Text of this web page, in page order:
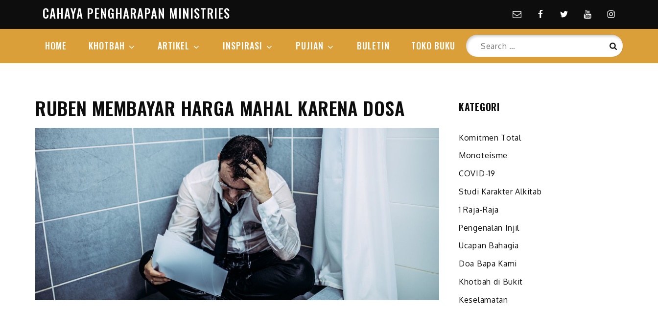
content
CAHAYA PENGHARAPAN MINISTRIES Email facebookTwitterYoutubeInstagram
HOME KHOTBAH ARTIKEL INSPIRASI PUJIAN BULETIN TOKO BUKU
Search
for:
Search
RUBEN MEMBAYAR HARGA MAHAL KARENA DOSA KATEGORI
Komitmen Total
Monoteisme
COVID-19
Studi Karakter Alkitab
1 Raja-Raja
Pengenalan Injil
Ucapan Bahagia
Doa Bapa Kami
Khotbah di Bukit
Keselamatan